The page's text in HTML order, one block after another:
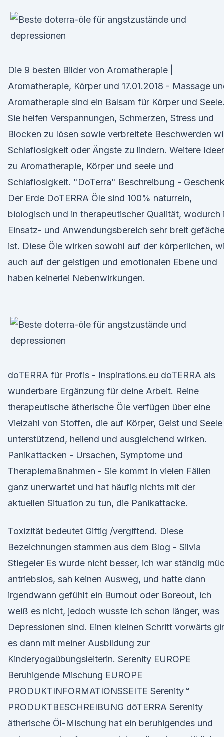
Die 9 besten Bilder von Aromatherapie |
Aromatherapie, Körper und 17.01.2018 - Massage
Aromatherapie sind ein Balsam für Körper und Seele.
Sie helfen Verspannungen, Schmerzen, Stress und
Blocken zu lösen sowie verbreitete Beschwerden
Schlaflosigkeit oder Ängste zu lindern. Weitere
zu Aromatherapie, Körper und seele und
Schlaflosigkeit. "DoTerra" Beschreibung - Geschenk
Der Erde DoTERRA Öle sind 100% naturrein,
biologisch und in therapeutischer Qualität, wodurch
Einsatz- und Anwendungsbereich sehr breit
ist. Diese Öle wirken sowohl auf der körperlichen,
auch auf der geistigen und emotionalen Ebene und
haben keinerlei Nebenwirkungen.
doTERRA für Profis - Inspirations.eu doTERRA als
wunderbare Ergänzung für deine Arbeit. Reine
therapeutische ätherische Öle verfügen über eine
Vielzahl von Stoffen, die auf Körper, Geist und Seele
unterstützend, heilend und ausgleichend wirken.
Panikattacken - Ursachen, Symptome und
Therapiemaßnahmen - Sie kommt in vielen Fällen
ganz unerwartet und hat häufig nichts mit der
aktuellen Situation zu tun, die Panikattacke.
Toxizität bedeutet Giftig /vergiftend. Diese
Bezeichnungen stammen aus dem Blog - Silvia
Stiegeler Es wurde nicht besser, ich war ständig
antriebslos, sah keinen Ausweg, und hatte dann
irgendwann gefühlt ein Burnout oder Boreout, ich
weiß es nicht, jedoch wusste ich schon länger, was
Depressionen sind. Einen kleinen Schritt vorwärts
es dann mit meiner Ausbildung zur
Kinderyogaübungsleiterin. Serenity EUROPE
Beruhigende Mischung EUROPE
PRODUKTINFORMATIONSSEITE Serenity™
PRODUKTBESCHREIBUNG dōTERRA Serenity
ätherische Öl-Mischung hat ein beruhigendes und